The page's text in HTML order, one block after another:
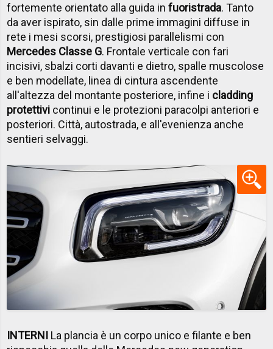
fortemente orientato alla guida infuoristrada. Tanto
da aver ispirato, sin dalle prime immagini diffuse in
rete i mesi scorsi, prestigiosi parallelismi con
Mercedes Classe G. Frontale verticale con fari
incisivi, sbalzi corti davanti e dietro, spalle muscolose
e ben modellate, linea di cintura ascendente
all'altezza del montante posteriore, infine i cladding
protettivi continui e le protezioni paracolpi anteriori e
posteriori. Città, autostrada, e all'evenienza anche
sentieri selvaggi.
INTERNI La plancia è un corpo unico e filante e ben